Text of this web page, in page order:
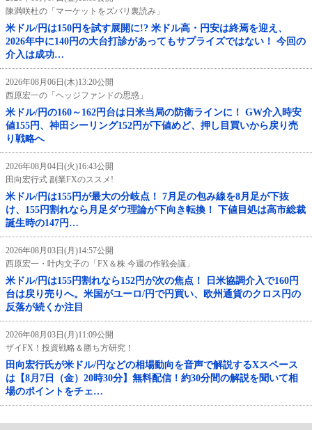
陳満咲杜の「マーケットをズバリ裏読み」
米ドル/円は150円を試す展開に!? 米ドル高・円安は終焉を迎え、
2026年中に140円の大台打診があってもサプライズではない！ 今回の
介入は成功…
2026年08月06日(木)13:20公開
西原宏一の「ヘッジファンドの思惑」
米ドル/円の160～162円台は日米当局の防衛ラインに！ GW介入時安
値155円、神田シーリング152円が下値めど、押し目買いから戻り売
り戦略へ
2026年08月04日(火)16:43公開
田向宏行式 副業FXのススメ!
米ドル/円は155円が最大の分岐点！ 7月足の包み線を8月足が下抜
け、155円割れなら月足ダウ理論が下向き転換！ 下値目処は高市総裁
誕生時の147円…
2026年08月03日(月)14:57公開
西原宏一・叶内文子の「FX＆株 今週の作戦会議」
米ドル/円は155円割れなら152円が次の焦点！ 日米協調介入で160円
台は戻り売りへ。米国がユーロ/円で円買い、欧州通貨のクロス円の
反落が続くか注目
2026年08月03日(月)11:09公開
ザイFX！投資戦略＆勝ち方研究！
田向宏行氏が米ドル/円などの相場動向を音声で解説するXスペース
は【8月7日（金）20時30分】無料配信！約30分間の解説を聞いて相
場のポイントをチェ…